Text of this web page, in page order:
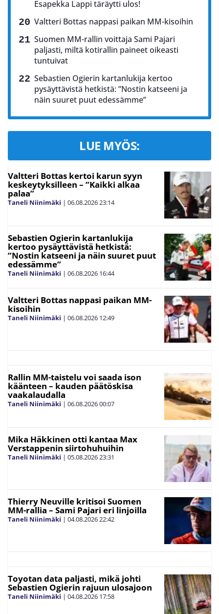
Esapekka Lappi täräytti ulos!
Valtteri Bottas nappasi paikan MM-kisoihin
Suomen MM-rallin voittaja Sami Pajari
paljasti, miltä kotirallin paineet oikeasti
tuntuivat
Sebastien Ogierin kartanlukija kertoo
pysäyttävistä hetkistä: ”Nostin katseeni ja
näin suuret puut edessämme”
LUE MYÖS:
Valtteri Bottas kertoi karun syyn
keskeytyksilleen – ”Kaikki alkaa
palaa”
Taneli Niinimäki | 06.08.202623:14
Sebastien Ogierin kartanlukija
kertoo pysäyttävistä hetkistä:
”Nostin katseeni ja näin suuret puut
edessämme”
Taneli Niinimäki | 06.08.2026 16:44
Valtteri Bottas nappasi paikan MM-
kisoihin
Taneli Niinimäki | 06.08.2026 12:49
Rallin MM-taistelu voi saada ison
käänteen – kauden päätöskisa
vaakalaudalla
Taneli Niinimäki | 06.08.202600:07
Mika Häkkinen otti kantaa Max
Verstappenin siirtohuhuihin
Taneli Niinimäki | 05.08.202623:31
Thierry Neuville kritisoi Suomen
MM-rallia – Sami Pajari eri linjoilla
Taneli Niinimäki | 04.08.202622:42
Toyotan data paljasti, mikä johti
Sebastien Ogierin rajuun ulosajoon
Taneli Niinimäki | 04.08.2026 17:58